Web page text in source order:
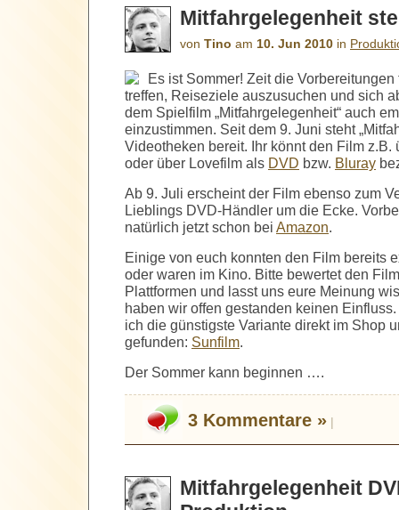
Mitfahrgelegenheit
von Tino am 10. Jun 2010 in
Es ist Sommer! Zeit die
treffen, Reiseziele auszusuchen und sich
dem Spielfilm „Mitfahrgelegenheit“ auch
einzustimmen. Seit dem 9. Juni steht
Videotheken bereit. Ihr könnt den Film z.B.
oder über Lovefilm als DVD bzw. Bluray
Ab 9. Juli erscheint der Film ebenso zum
Lieblings DVD-Händler um die Ecke.
natürlich jetzt schon bei Amazon.
Einige von euch konnten den Film bereits
oder waren im Kino. Bitte bewertet den
Plattformen und lasst uns eure Meinung
haben wir offen gestanden keinen
ich die günstigste Variante direkt im Shop
gefunden: Sunfilm.
Der Sommer kann beginnen ….
3 Kommentare » |
Mitfahrgelegenheit